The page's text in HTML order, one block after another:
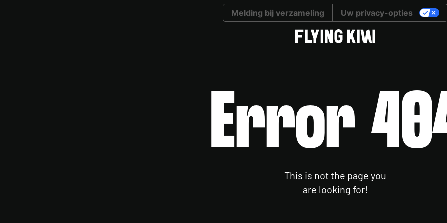
Error
This is not the page you
are looking for!
Melding bij verzameling Uw privacy-opties